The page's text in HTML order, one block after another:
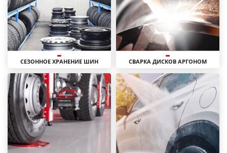
СЕЗОННОЕ ХРАНЕНИЕ ШИН СВАРКА ДИСКОВ АРГОНОМ